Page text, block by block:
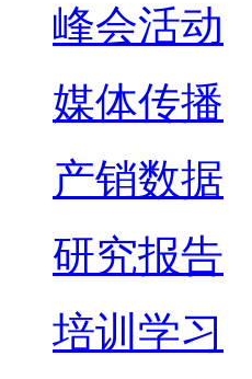
峰会活动
媒体传播
产销数据
研究报告
培训学习